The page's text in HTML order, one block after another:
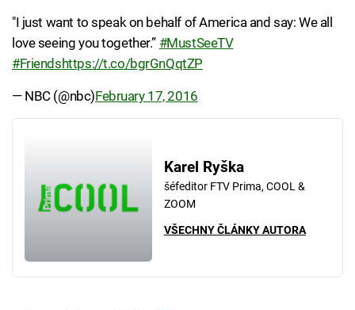
"I just want to speak on behalf of America and say: We all
love seeing you together.” #MustSeeTV
#Friendshttps://t.co/bgrGnQqtZP
— NBC (@nbc)February 17, 2016
Karel Ryška
šéfeditor FTV Prima, COOL &
ZOOM
VŠECHNY ČLÁNKY AUTORA